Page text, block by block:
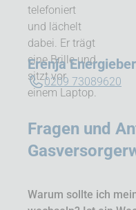
Erenja
0209 73089620
Fragen und
Warum sollte ich